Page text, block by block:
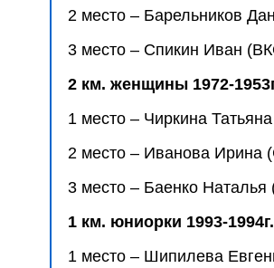
2 место – Барельников
3 место – Спикин Иван
2 км. женщины 1972-
1 место – Чиркина
2 место – Иванова Ирина
3 место – Баенко
1 км. юниорки 1993-
1 место – Шипилева